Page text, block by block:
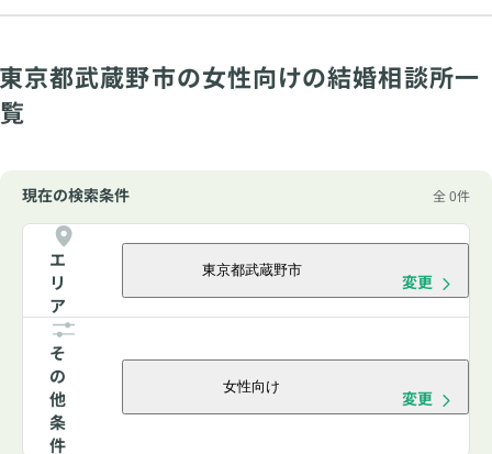
京都武蔵野市の女性向けの結婚相談所一
覧
現在の検索条件 全 0件
エ
リ
ア
東京都武蔵野市
変更
そ
の
他
条
件
女性向け
変更